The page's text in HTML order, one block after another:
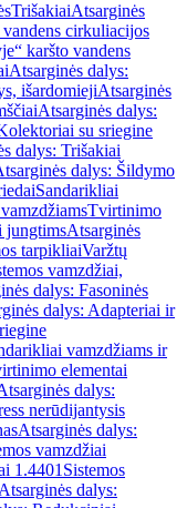
TrišakiaiAtsarginės
cirkuliacijos
karšto vandens
Atsarginės dalys:
išardomiejiAtsarginės
Atsarginės dalys:
su sriegine
dalys: Trišakiai
dalys: Šildymo
Sandarikliai
Tvirtinimo
jungtimsAtsarginės
tarpikliaiVaržtų
vamzdžiai,
dalys: Fasoninės
dalys: Adapteriai ir
vamzdžiams ir
elementai
dalys:
nerūdijantysis
Atsarginės dalys:
vamzdžiai
1.4401 Sistemos
Atsarginės dalys: